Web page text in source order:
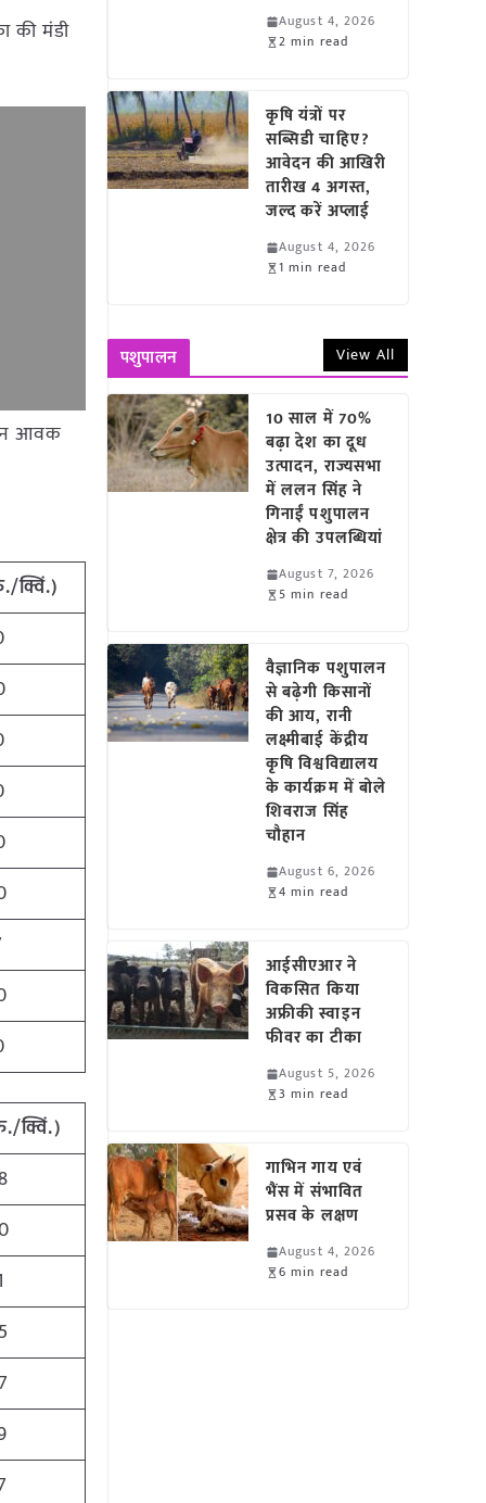
की मंडी
आवक
क्विं.)
क्विं.)
August 4, 2026
2 min read
कृषि यंत्रों पर
सब्सिडी चाहिए?
आवेदन की आखिरी
तारीख 4 अगस्त,
जल्द करें अप्लाई
August 4, 2026
1 min read
पशुपालन View All
10 साल में 70%
बढ़ा देश का दूध
उत्पादन, राज्यसभा
में ललन सिंह ने
गिनाईं पशुपालन
क्षेत्र की उपलब्धियां
August 7, 2026
5 min read
वैज्ञानिक पशुपालन
से बढ़ेगी किसानों
की आय, रानी
लक्ष्मीबाई केंद्रीय
कृषि विश्वविद्यालय
के कार्यक्रम में बोले
शिवराज सिंह
चौहान
August 6, 2026
4 min read
आईसीएआर ने
विकसित किया
अफ्रीकी स्वाइन
फीवर का टीका
August 5, 2026
3 min read
गाभिन गाय एवं
भैंस में संभावित
प्रसव के लक्षण
August 4, 2026
6 min read